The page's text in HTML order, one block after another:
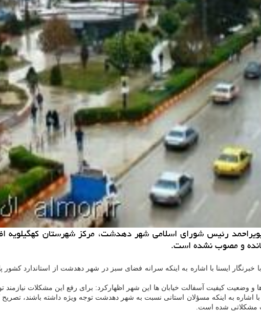
و مصوب نشده است.
با خبرنگار ایسنا با اشاره به اینکه سرانه فضای سبز در شهر دهدشت از
و وضعیت کیفیت آسفالت خیابان ها این شهر اظهارکرد: برای رفع این مشکلات
به اینکه مسؤلان استانی نسبت به شهر دهدشت توجه ویژه داشته باشند،
مشکلاتی شده است.